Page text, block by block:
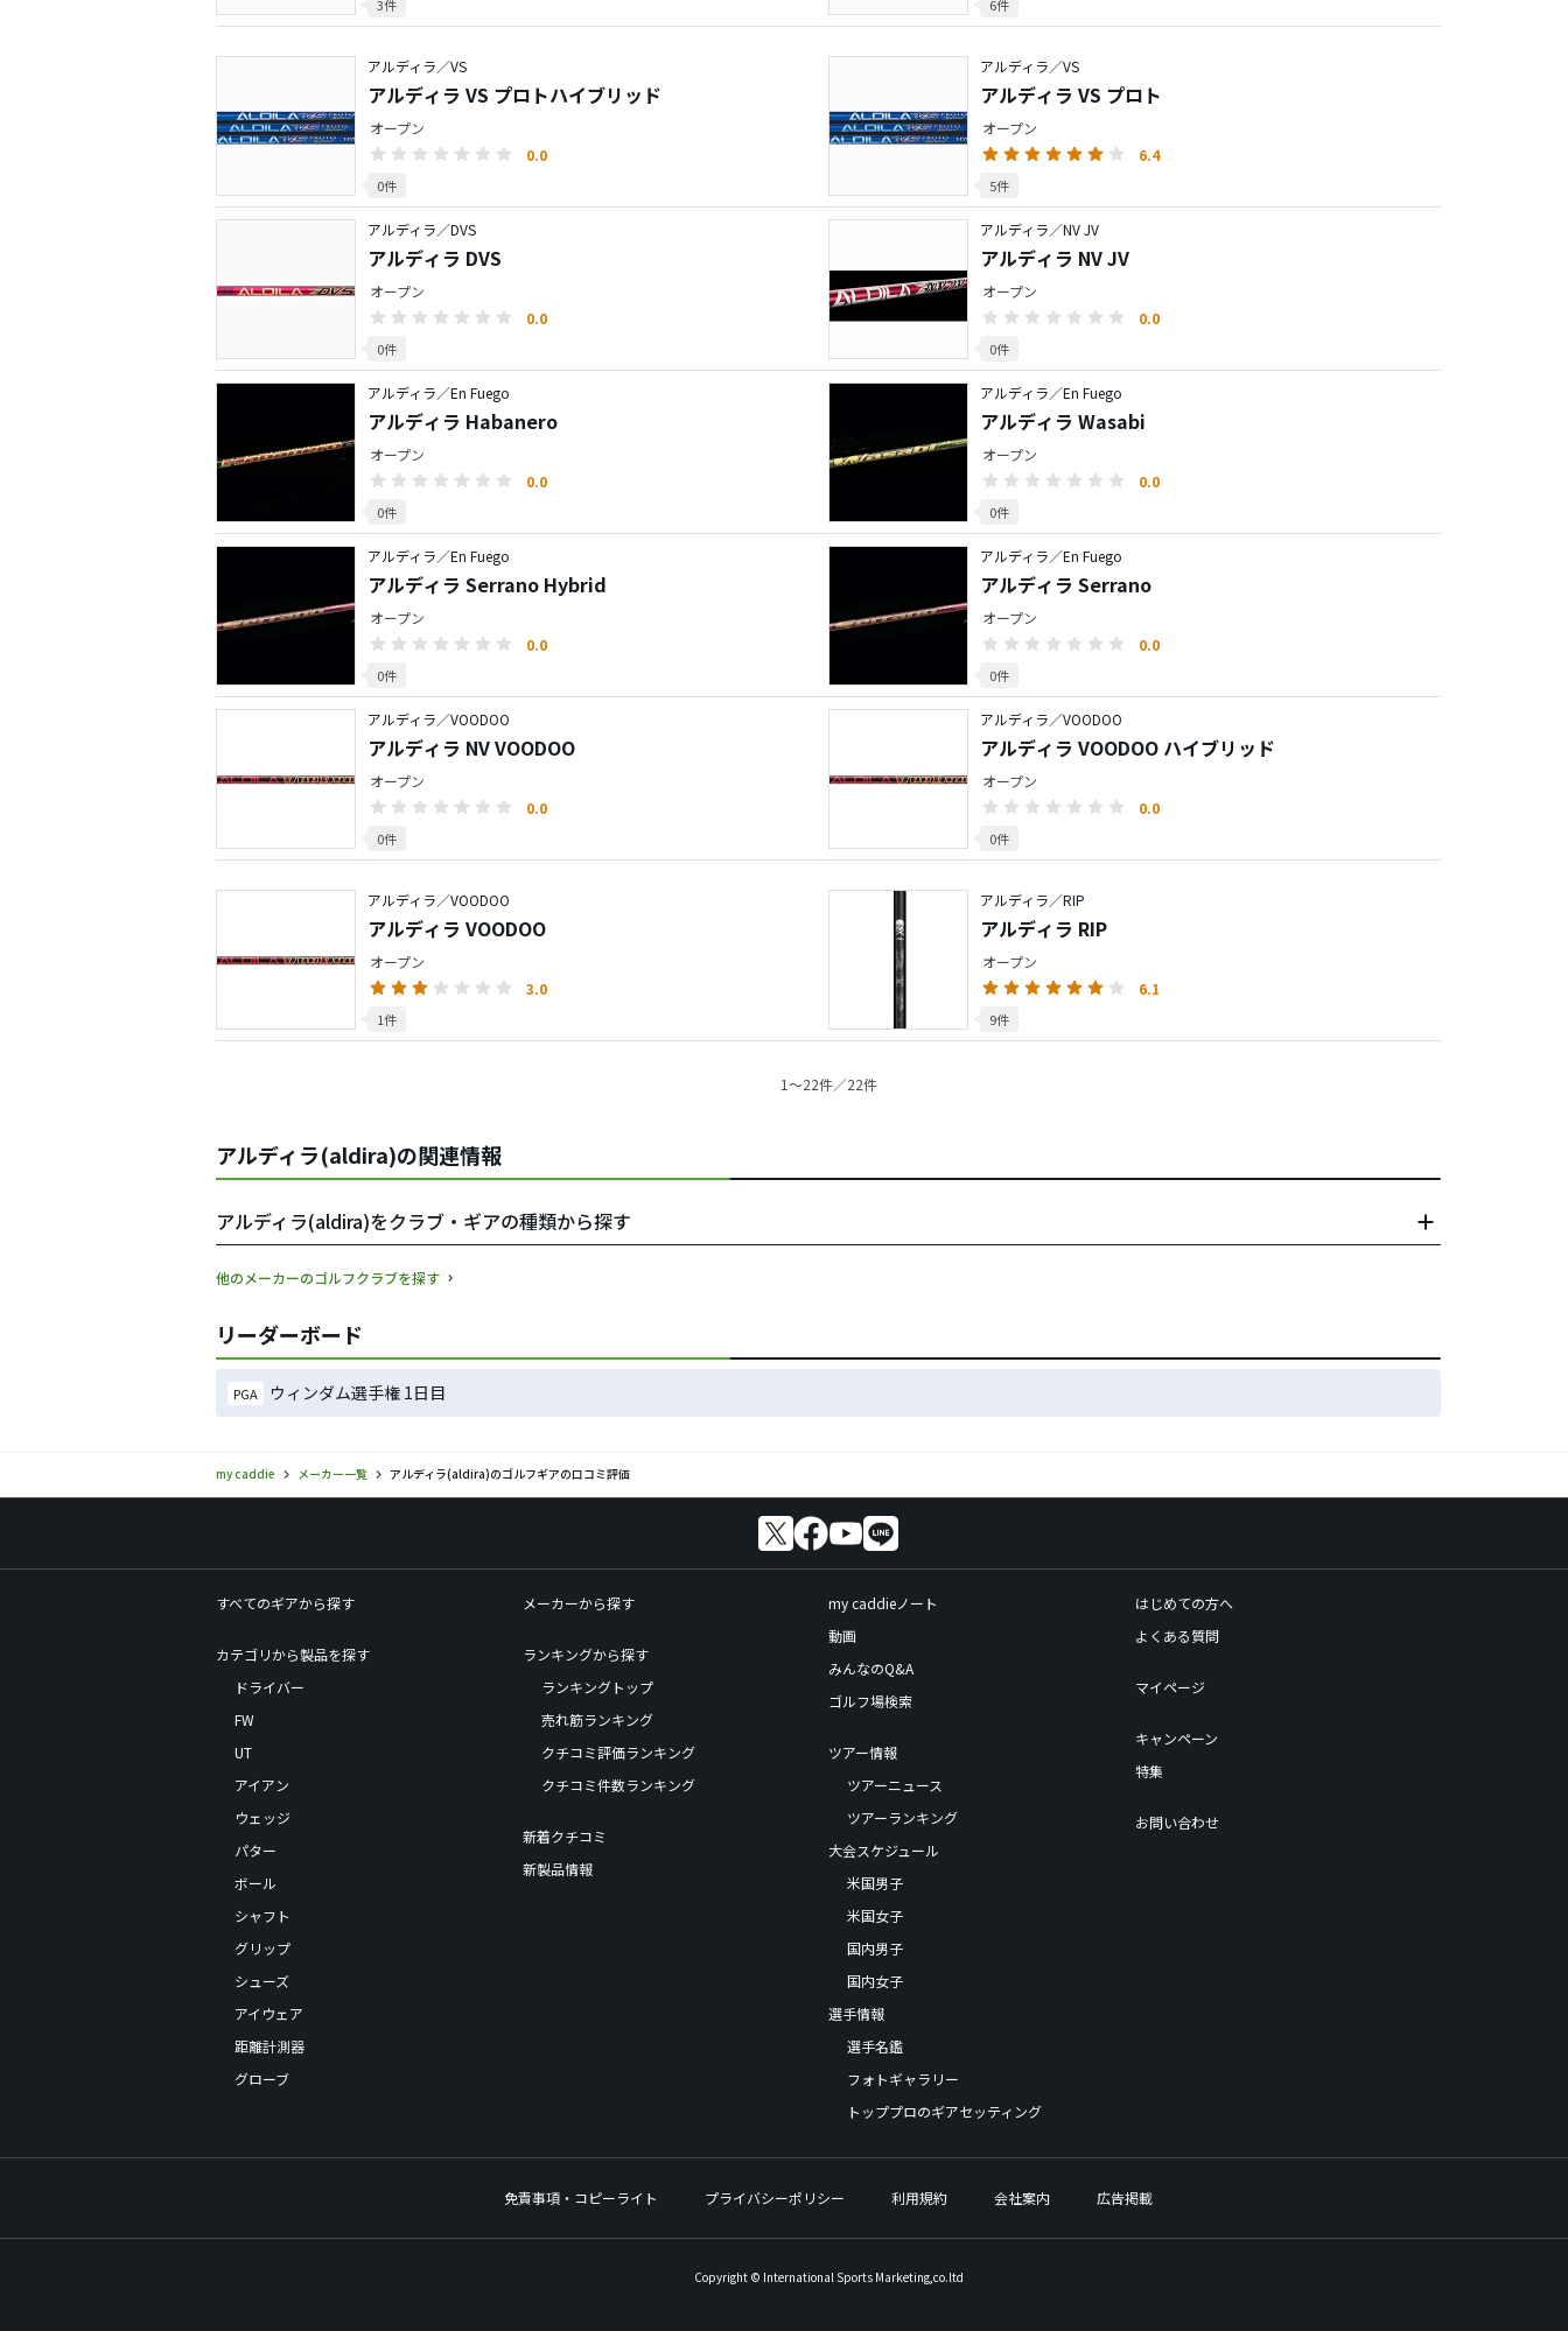
3件 6件
アルディラ／VS
アルディラ VS プロトハイブリッド
オープン
0.0
0件
アルディラ／VS
アルディラ VS プロト
オープン
6.4
5件
アルディラ／DVS
アルディラ DVS
オープン
0.0
0件
アルディラ／NV JV
アルディラ NV JV
オープン
0.0
0件
アルディラ／En Fuego
アルディラ Habanero
オープン
0.0
0件
アルディラ／En Fuego
アルディラ Wasabi
オープン
0.0
0件
アルディラ／En Fuego
アルディラ Serrano Hybrid
オープン
0.0
0件
アルディラ／En Fuego
アルディラ Serrano
オープン
0.0
0件
アルディラ／VOODOO
アルディラ NV VOODOO
オープン
0.0
0件
アルディラ／VOODOO
アルディラ VOODOO ハイブリッド
オープン
0.0
0件
アルディラ／VOODOO
アルディラ VOODOO
オープン
3.0
1件
アルディラ／RIP
アルディラ RIP
オープン
6.1
9件
1〜22件／22件
アルディラ(aldira)の関連情報
アルディラ(aldira)をクラブ・ギアの種類から探す
他のメーカーのゴルフクラブを探す
リーダーボード
PGA ウィンダム選手権 1日目
my caddie メーカー一覧 アルディラ(aldira)のゴルフギアの口コミ評価
すべてのギアから探す
カテゴリから製品を探す
ドライバー
FW
UT
アイアン
ウェッジ
パター
ボール
シャフト
グリップ
シューズ
アイウェア
距離計測器
グローブ
メーカーから探す
ランキングから探す
ランキングトップ
売れ筋ランキング
クチコミ評価ランキング
クチコミ件数ランキング
新着クチコミ
新製品情報
my caddieノート
動画
みんなのQ&A
ゴルフ場検索
ツアー情報
ツアーニュース
ツアーランキング
大会スケジュール
米国男子
米国女子
国内男子
国内女子
選手情報
選手名鑑
フォトギャラリー
トッププロのギアセッティング
はじめての方へ
よくある質問
マイページ
キャンペーン
特集
お問い合わせ
免責事項・コピーライト プライバシーポリシー 利用規約 会社案内 広告掲載
Copyright © International Sports Marketing,co.ltd